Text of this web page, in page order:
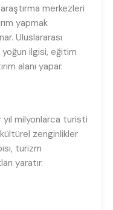
merkezleri
yapmak
Uluslararası
ilgisi, eğitim
alanı yapar.
yıl milyonlarca turisti
zenginlikler
turizm
yaratır.